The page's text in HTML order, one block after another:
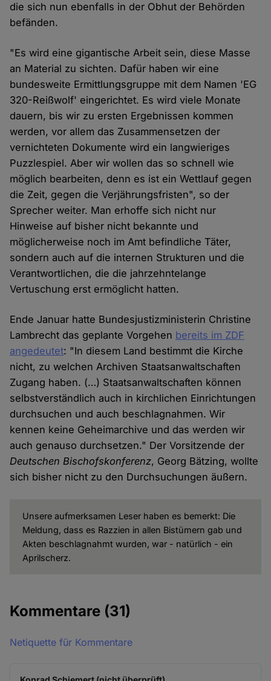
die sich nun ebenfalls in der Obhut der Behörden
befänden.
"Es wird eine gigantische Arbeit sein, diese Masse
an Material zu sichten. Dafür haben wir eine
bundesweite Ermittlungsgruppe mit dem Namen 'EG
320-Reißwolf' eingerichtet. Es wird viele Monate
dauern, bis wir zu ersten Ergebnissen kommen
werden, vor allem das Zusammensetzen der
vernichteten Dokumente wird ein langwieriges
Puzzlespiel. Aber wir wollen das so schnell wie
möglich bearbeiten, denn es ist ein Wettlauf gegen
die Zeit, gegen die Verjährungsfristen", so der
Sprecher weiter. Man erhoffe sich nicht nur
Hinweise auf bisher nicht bekannte und
möglicherweise noch im Amt befindliche Täter,
sondern auch auf die internen Strukturen und die
Verantwortlichen, die die jahrzehntelange
Vertuschung erst ermöglicht hatten.
Ende Januar hatte Bundesjustizministerin Christine
Lambrecht das geplante Vorgehen bereits im ZDF
angedeutet: "In diesem Land bestimmt die Kirche
nicht, zu welchen Archiven Staatsanwaltschaften
Zugang haben. (…) Staatsanwaltschaften können
selbstverständlich auch in kirchlichen Einrichtungen
durchsuchen und auch beschlagnahmen. Wir
kennen keine Geheimarchive und das werden wir
auch genauso durchsetzen." Der Vorsitzende der
Deutschen Bischofskonferenz, Georg Bätzing, wollte
sich bisher nicht zu den Durchsuchungen äußern.
Unsere aufmerksamen Leser haben es bemerkt: Die
Meldung, dass es Razzien in allen Bistümern gab und
Akten beschlagnahmt wurden, war - natürlich - ein
Aprilscherz.
Kommentare (31)
Netiquette für Kommentare